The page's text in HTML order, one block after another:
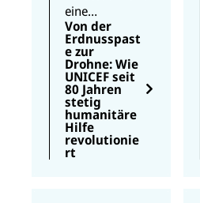
humanitäre
Hilfe
revolutioniert
eine
zukunftsfähige
Welt zu
schaffen,
brauchen wir
vor allem eines:
innovative
Lösungen. Wir
stellen Ihnen
Von der
Erdnusspast
e zur
Drohne: Wie
UNICEF seit
80 Jahren
stetig
humanitäre
Hilfe
revolutionie
rt